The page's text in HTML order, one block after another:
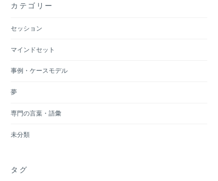
カテゴリー
セッション
マインドセット
事例・ケースモデル
夢
専門の言葉・語彙
未分類
タグ